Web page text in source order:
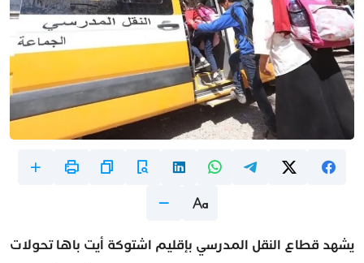
يشهد قطاع النقل المدرسي بإقليم اشتوكة أيت باها تحولات